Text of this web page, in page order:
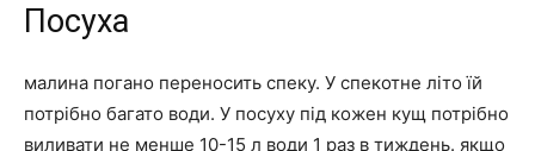
Посуха
малина погано переносить спеку. У спекотне літо їй
потрібно багато води. У посуху під кожен кущ потрібно
виливати не менше 10-15 л води 1 раз в тиждень. якщо